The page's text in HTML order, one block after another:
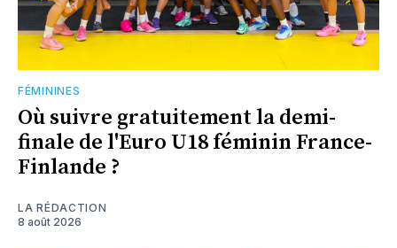
FÉMININES
Où suivre gratuitement la demi-
finale de l'Euro U18 féminin France-
Finlande ?
LA RÉDACTION
8 août 2026